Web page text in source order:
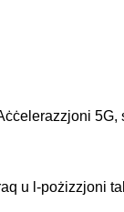
5G,
u l-pożizzjoni